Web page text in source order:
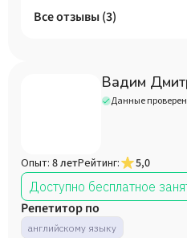
Все отзывы (3)
Вадим
Данные
Опыт: 8 летРейтинг:
5,0
Доступно бесплатное
Репетитор по
английскому языку